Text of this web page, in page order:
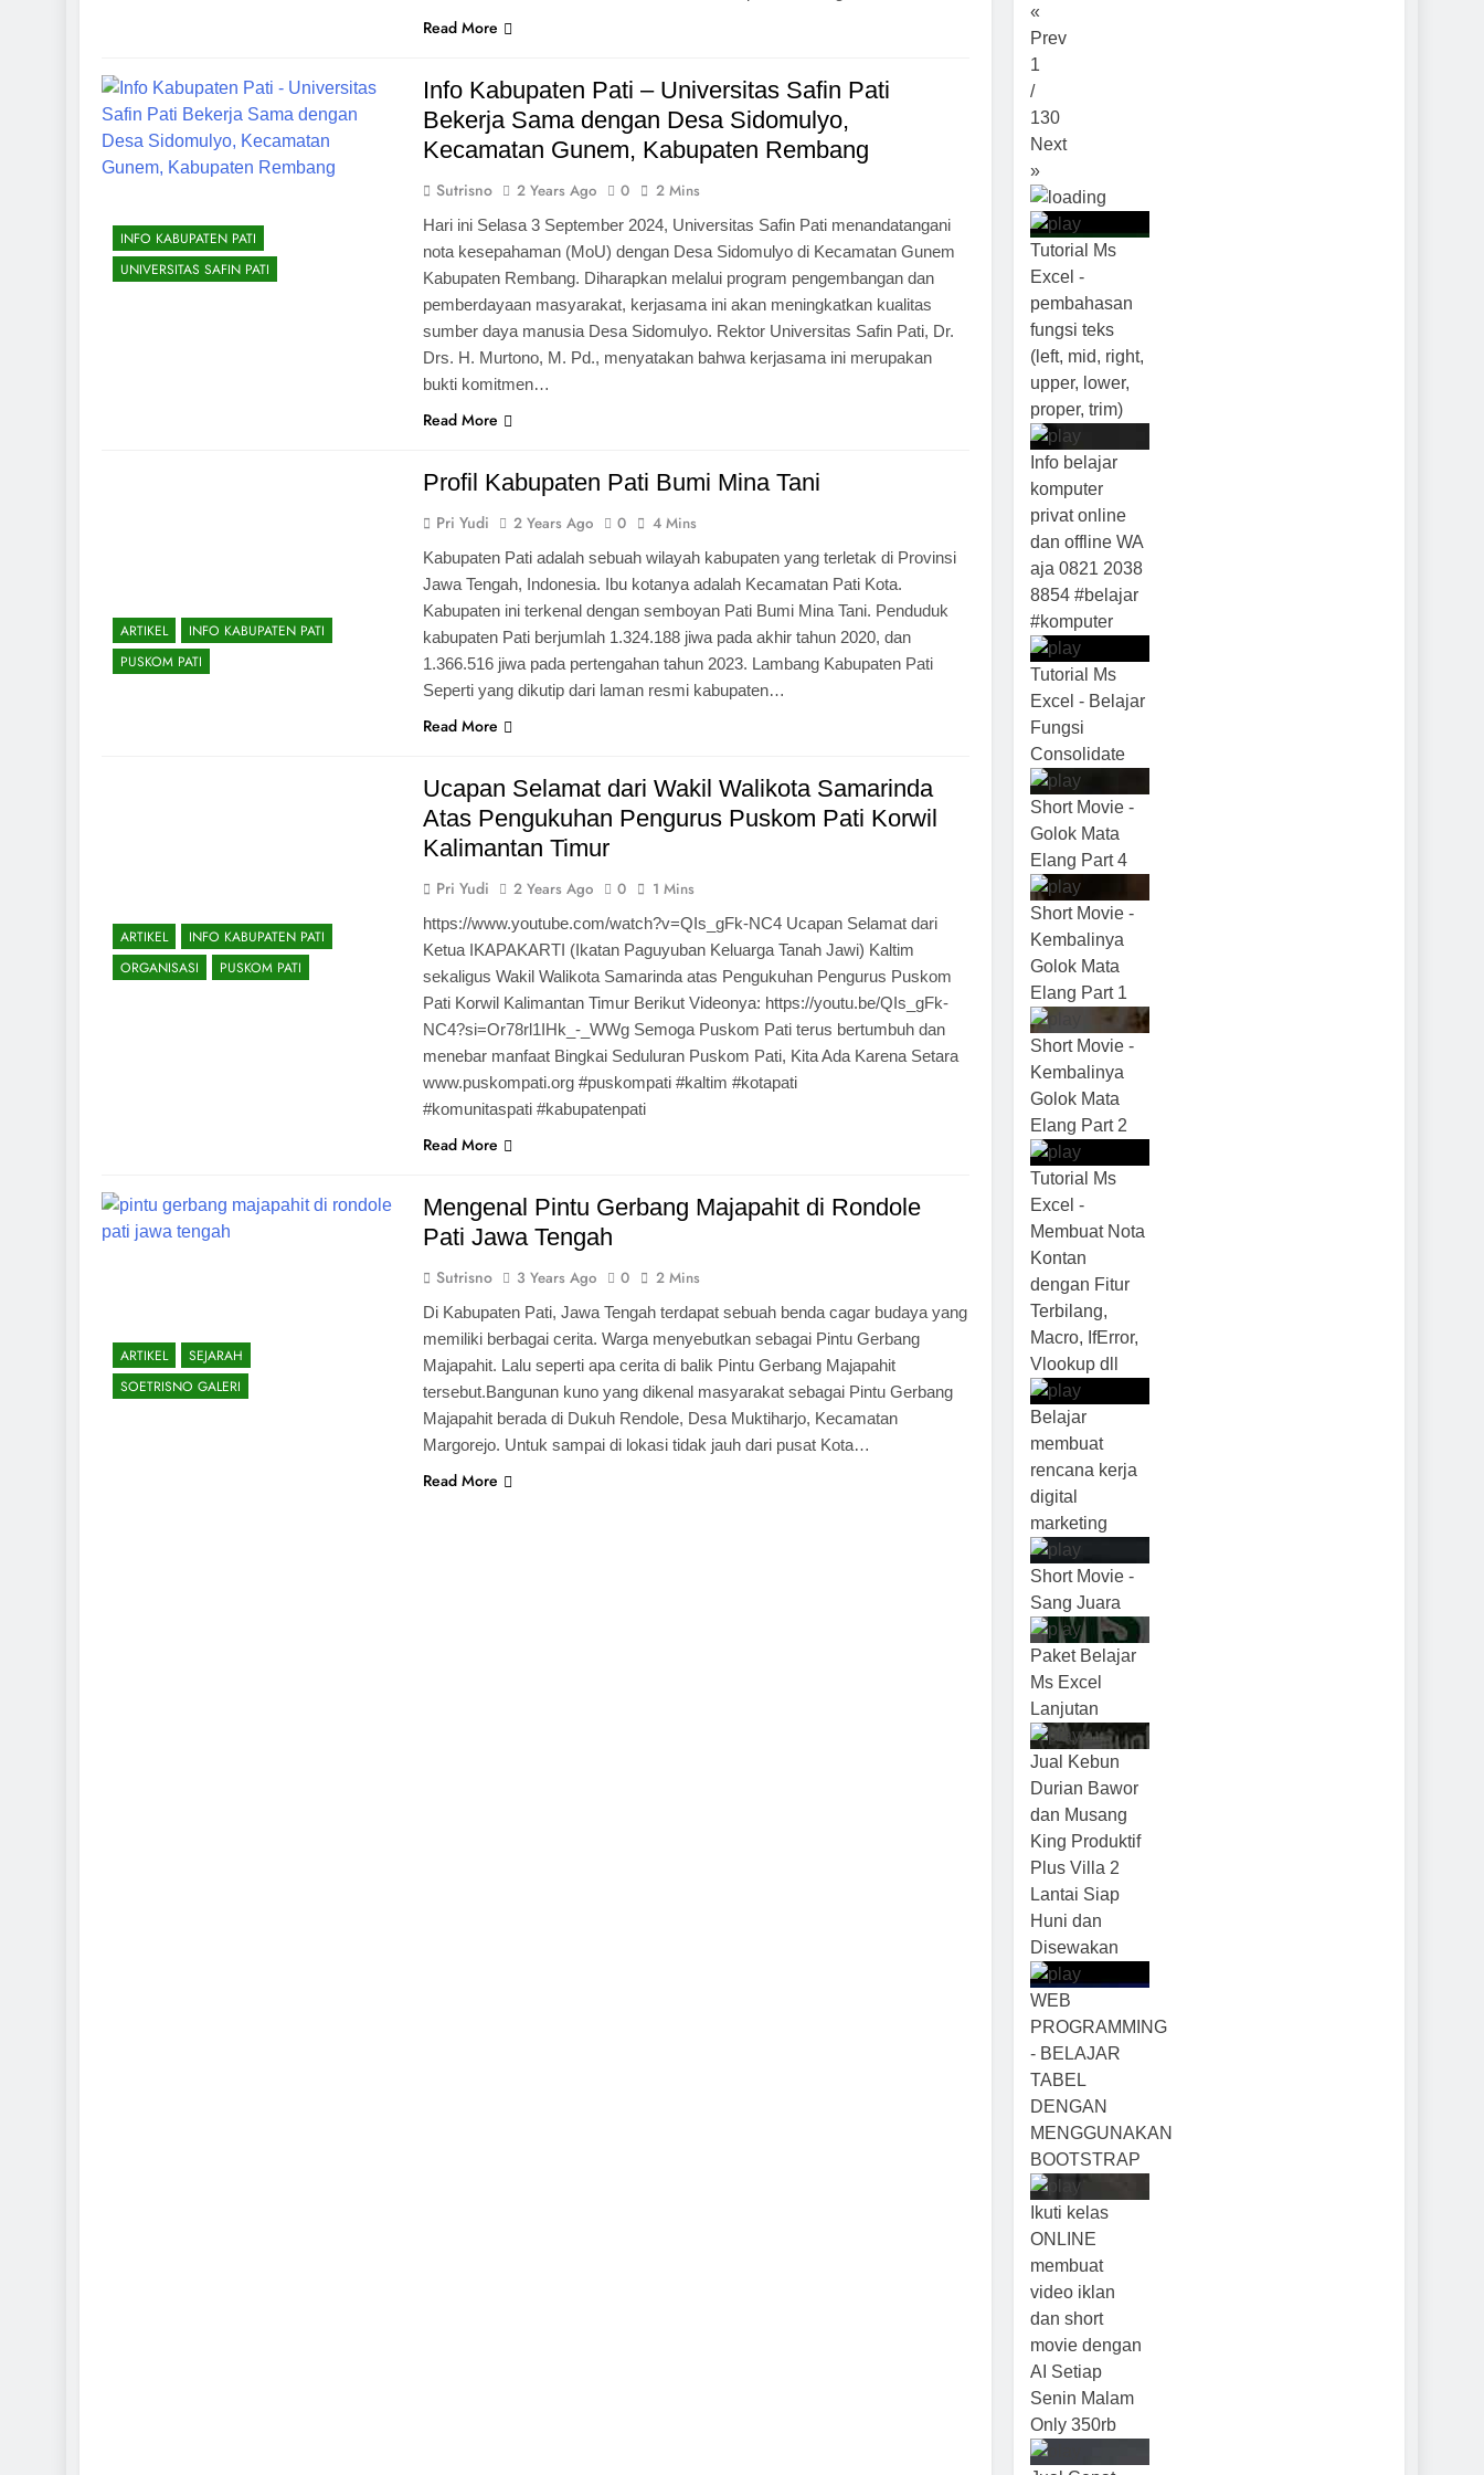
Read More
INFO KABUPATEN PATI
UNIVERSITAS SAFIN PATI
Info Kabupaten Pati – Universitas Safin Pati
Bekerja Sama dengan Desa Sidomulyo,
Kecamatan Gunem, Kabupaten Rembang
Sutrisno 2 Years Ago 0 2 Mins
Hari ini Selasa 3 September 2024, Universitas Safin Pati menandatangani
nota kesepahaman (MoU) dengan Desa Sidomulyo di Kecamatan Gunem
Kabupaten Rembang. Diharapkan melalui program pengembangan dan
pemberdayaan masyarakat, kerjasama ini akan meningkatkan kualitas
sumber daya manusia Desa Sidomulyo. Rektor Universitas Safin Pati, Dr.
Drs. H. Murtono, M. Pd., menyatakan bahwa kerjasama ini merupakan
bukti komitmen…
Read More
ARTIKEL
INFO KABUPATEN PATI
PUSKOM PATI
Profil Kabupaten Pati Bumi Mina Tani
Pri Yudi 2 Years Ago 0 4 Mins
Kabupaten Pati adalah sebuah wilayah kabupaten yang terletak di Provinsi
Jawa Tengah, Indonesia. Ibu kotanya adalah Kecamatan Pati Kota.
Kabupaten ini terkenal dengan semboyan Pati Bumi Mina Tani. Penduduk
kabupaten Pati berjumlah 1.324.188 jiwa pada akhir tahun 2020, dan
1.366.516 jiwa pada pertengahan tahun 2023. Lambang Kabupaten Pati
Seperti yang dikutip dari laman resmi kabupaten…
Read More
ARTIKEL
INFO KABUPATEN PATI
ORGANISASI
PUSKOM PATI
Ucapan Selamat dari Wakil Walikota Samarinda
Atas Pengukuhan Pengurus Puskom Pati Korwil
Kalimantan Timur
Pri Yudi 2 Years Ago 0 1 Mins
https://www.youtube.com/watch?v=QIs_gFk-NC4 Ucapan Selamat dari
Ketua IKAPAKARTI (Ikatan Paguyuban Keluarga Tanah Jawi) Kaltim
sekaligus Wakil Walikota Samarinda atas Pengukuhan Pengurus Puskom
Pati Korwil Kalimantan Timur Berikut Videonya: https://youtu.be/QIs_gFk-
NC4?si=Or78rl1IHk_-_WWg Semoga Puskom Pati terus bertumbuh dan
menebar manfaat Bingkai Seduluran Puskom Pati, Kita Ada Karena Setara
www.puskompati.org #puskompati #kaltim #kotapati
#komunitaspati #kabupatenpati
Read More
ARTIKEL
SEJARAH
SOETRISNO GALERI
Mengenal Pintu Gerbang Majapahit di Rondole
Pati Jawa Tengah
Sutrisno 3 Years Ago 0 2 Mins
Di Kabupaten Pati, Jawa Tengah terdapat sebuah benda cagar budaya yang
memiliki berbagai cerita. Warga menyebutkan sebagai Pintu Gerbang
Majapahit. Lalu seperti apa cerita di balik Pintu Gerbang Majapahit
tersebut.Bangunan kuno yang dikenal masyarakat sebagai Pintu Gerbang
Majapahit berada di Dukuh Rendole, Desa Muktiharjo, Kecamatan
Margorejo. Untuk sampai di lokasi tidak jauh dari pusat Kota…
Read More
«
Prev
1
/
130
Next
»
Tutorial Ms
Excel -
pembahasan
fungsi teks
(left, mid, right,
upper, lower,
proper, trim)
Info belajar
komputer
privat online
dan offline WA
aja 0821 2038
8854 #belajar
#komputer
Tutorial Ms
Excel - Belajar
Fungsi
Consolidate
Short Movie -
Golok Mata
Elang Part 4
Short Movie -
Kembalinya
Golok Mata
Elang Part 1
Short Movie -
Kembalinya
Golok Mata
Elang Part 2
Tutorial Ms
Excel -
Membuat Nota
Kontan
dengan Fitur
Terbilang,
Macro, IfError,
Vlookup dll
Belajar
membuat
rencana kerja
digital
marketing
Short Movie -
Sang Juara
Paket Belajar
Ms Excel
Lanjutan
Jual Kebun
Durian Bawor
dan Musang
King Produktif
Plus Villa 2
Lantai Siap
Huni dan
Disewakan
WEB
PROGRAMMING
- BELAJAR
TABEL
DENGAN
MENGGUNAKAN
BOOTSTRAP
Ikuti kelas
ONLINE
membuat
video iklan
dan short
movie dengan
AI Setiap
Senin Malam
Only 350rb